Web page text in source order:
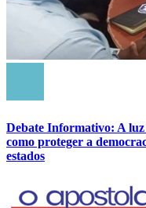
Debate Informativo: A luz
como proteger a
estados